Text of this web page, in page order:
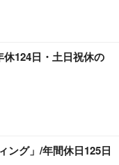
休124日・土日祝休の
ング」/年間休日125日